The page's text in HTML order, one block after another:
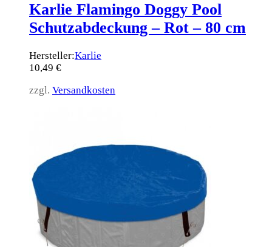
Karlie Flamingo Doggy Pool
Schutzabdeckung – Rot – 80 cm
Hersteller:Karlie
10,49 €
zzgl. Versandkosten